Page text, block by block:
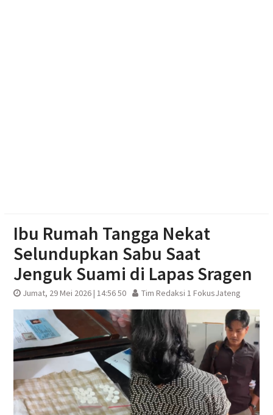
Ibu Rumah Tangga Nekat
Selundupkan Sabu Saat
Jenguk Suami di Lapas Sragen
Jumat, 29 Mei 2026 | 14:56 50 Tim Redaksi 1 FokusJateng